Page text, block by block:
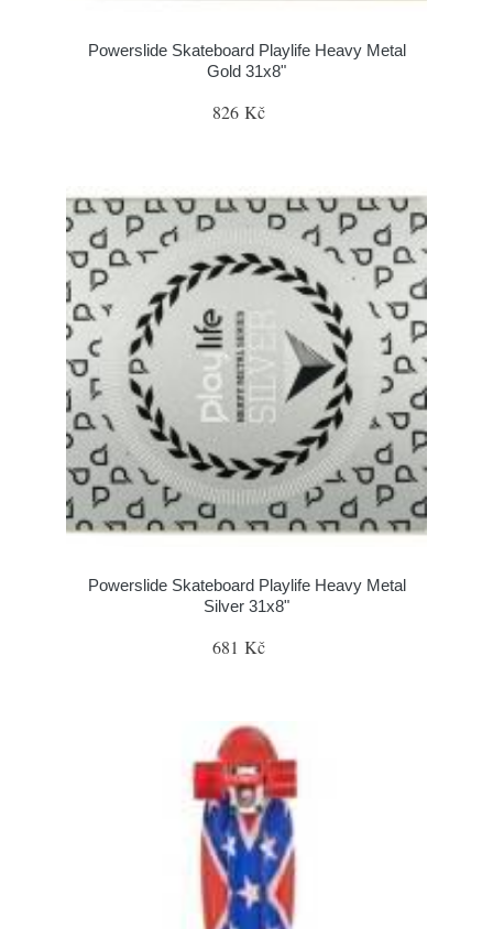
Powerslide Skateboard Playlife Heavy Metal
Gold 31x8"
826 Kč
Powerslide Skateboard Playlife Heavy Metal
Silver 31x8"
681 Kč